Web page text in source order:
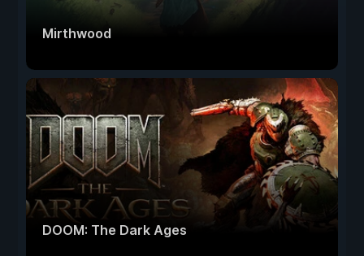
Mirthwood
DOOM: The Dark Ages